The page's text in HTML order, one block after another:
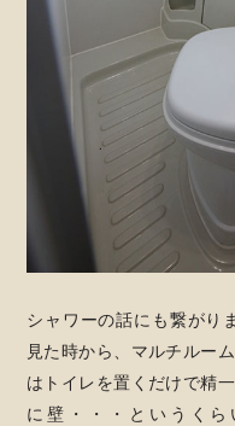
シャワーの話にも繋がり
見た時から、マルチルー
はトイレを置くだけで精
に壁・・・というくら